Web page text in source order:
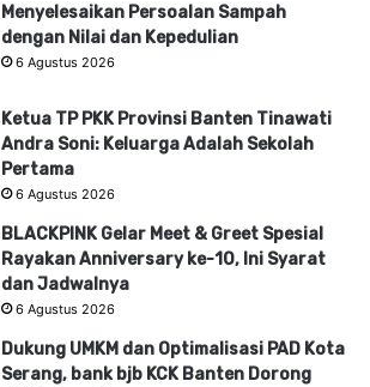
Menyelesaikan Persoalan Sampah
dengan Nilai dan Kepedulian
6 Agustus 2026
Ketua TP PKK Provinsi Banten Tinawati
Andra Soni: Keluarga Adalah Sekolah
Pertama
6 Agustus 2026
BLACKPINK Gelar Meet & Greet Spesial
Rayakan Anniversary ke-10, Ini Syarat
dan Jadwalnya
6 Agustus 2026
Dukung UMKM dan Optimalisasi PAD Kota
Serang, bank bjb KCK Banten Dorong